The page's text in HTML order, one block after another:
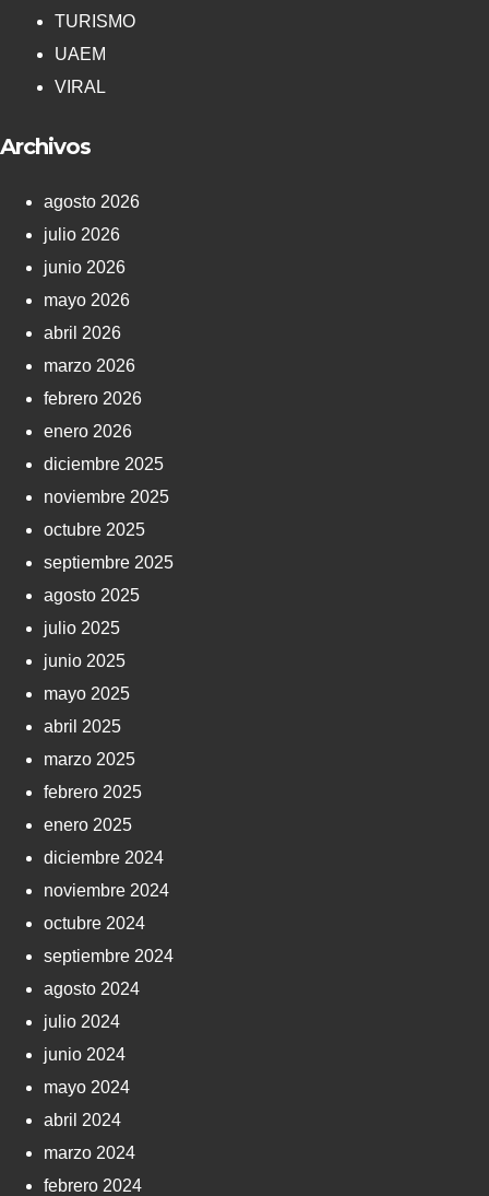
TURISMO
UAEM
VIRAL
Archivos
agosto 2026
julio 2026
junio 2026
mayo 2026
abril 2026
marzo 2026
febrero 2026
enero 2026
diciembre 2025
noviembre 2025
octubre 2025
septiembre 2025
agosto 2025
julio 2025
junio 2025
mayo 2025
abril 2025
marzo 2025
febrero 2025
enero 2025
diciembre 2024
noviembre 2024
octubre 2024
septiembre 2024
agosto 2024
julio 2024
junio 2024
mayo 2024
abril 2024
marzo 2024
febrero 2024